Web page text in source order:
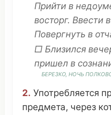
Прийти в
восторг. Ввести в
Повергнуть в
□ Близился
пришел в
БЕРЕЗКО, НОЧЬ
2. Употребляется
предмета, через